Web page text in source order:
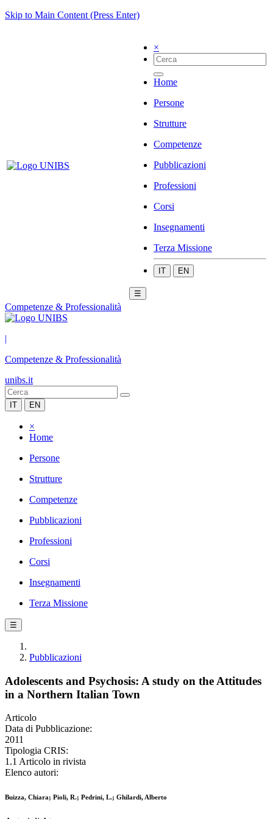
Skip to Main Content (Press Enter)
×
Home
Persone
Strutture
Competenze
Pubblicazioni
Professioni
Corsi
Insegnamenti
Terza Missione
IT EN
☰
Competenze & Professionalità
|
Competenze & Professionalità
unibs.it
IT EN
×
Home
Persone
Strutture
Competenze
Pubblicazioni
Professioni
Corsi
Insegnamenti
Terza Missione
☰
Pubblicazioni
Adolescents and Psychosis: A study on the Attitudes
in a Northern Italian Town
Articolo
Data di Pubblicazione:
2011
Tipologia CRIS:
1.1 Articolo in rivista
Elenco autori:
Buizza, Chiara; Pioli, R.; Pedrini, L.; Ghilardi, Alberto